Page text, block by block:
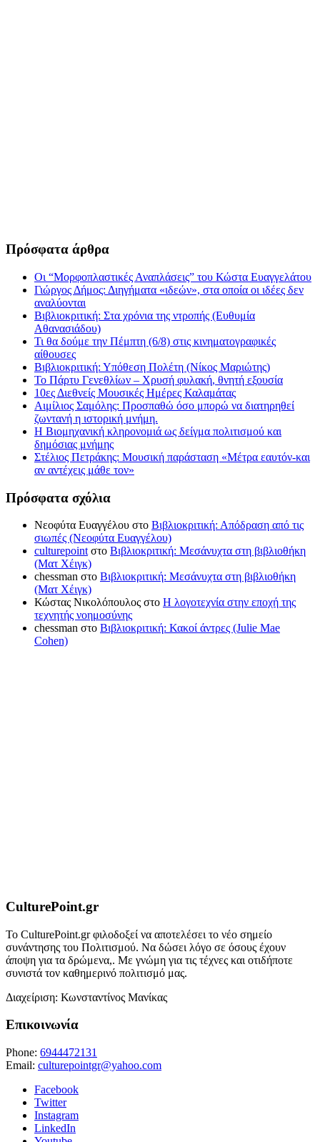
Πρόσφατα άρθρα
Οι “Μορφοπλαστικές Αναπλάσεις” του Κώστα Ευαγγελάτου
Γιώργος Δήμος: Διηγήματα «ιδεών», στα οποία οι ιδέες δεν
αναλύονται
Βιβλιοκριτική: Στα χρόνια της ντροπής (Ευθυμία
Αθανασιάδου)
Τι θα δούμε την Πέμπτη (6/8) στις κινηματογραφικές
αίθουσες
Βιβλιοκριτική: Υπόθεση Πολέτη (Νίκος Μαριώτης)
Το Πάρτυ Γενεθλίων – Χρυσή φυλακή, θνητή εξουσία
10ες Διεθνείς Μουσικές Ημέρες Καλαμάτας
Αιμίλιος Σαμόλης: Προσπαθώ όσο μπορώ να διατηρηθεί
ζωντανή η ιστορική μνήμη.
Η Βιομηχανική κληρονομιά ως δείγμα πολιτισμού και
δημόσιας μνήμης
Στέλιος Πετράκης: Μουσική παράσταση «Μέτρα εαυτόν-και
αν αντέχεις μάθε τον»
Πρόσφατα σχόλια
Νεοφύτα Ευαγγέλου στο Βιβλιοκριτική: Απόδραση από τις
σιωπές (Νεοφύτα Ευαγγέλου)
culturepoint στο Βιβλιοκριτική: Μεσάνυχτα στη βιβλιοθήκη
(Ματ Χέιγκ)
chessman στο Βιβλιοκριτική: Μεσάνυχτα στη βιβλιοθήκη
(Ματ Χέιγκ)
Κώστας Νικολόπουλος στο Η λογοτεχνία στην εποχή της
τεχνητής νοημοσύνης
chessman στο Βιβλιοκριτική: Κακοί άντρες (Julie Mae
Cohen)
CulturePoint.gr
Το CulturePoint.gr φιλοδοξεί να αποτελέσει το νέο σημείο
συνάντησης του Πολιτισμού. Να δώσει λόγο σε όσους έχουν
άποψη για τα δρώμενα,. Με γνώμη για τις τέχνες και οτιδήποτε
συνιστά τον καθημερινό πολιτισμό μας.
Διαχείριση: Κωνσταντίνος Μανίκας
Επικοινωνία
Phone: 6944472131
Email: culturepointgr@yahoo.com
Facebook
Twitter
Instagram
LinkedIn